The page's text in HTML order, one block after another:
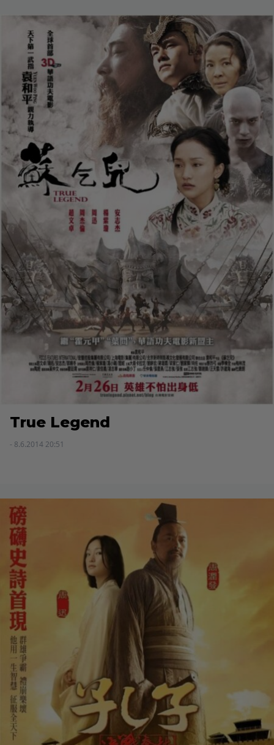
True Legend
- 8.6.2014 20:51